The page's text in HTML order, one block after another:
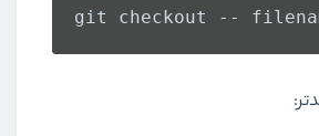
git checkout --